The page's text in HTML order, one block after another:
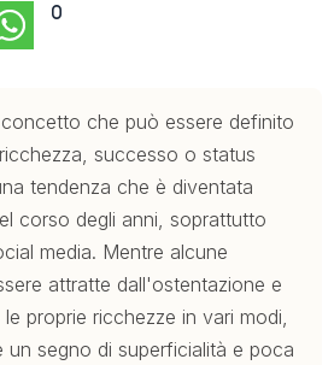
0
concetto che può essere definito
successo o status
tendenza che è diventata
corso degli anni, soprattutto
media. Mentre alcune
attratte dall'ostentazione e
proprie ricchezze in vari modi,
un segno di superficialità e poca